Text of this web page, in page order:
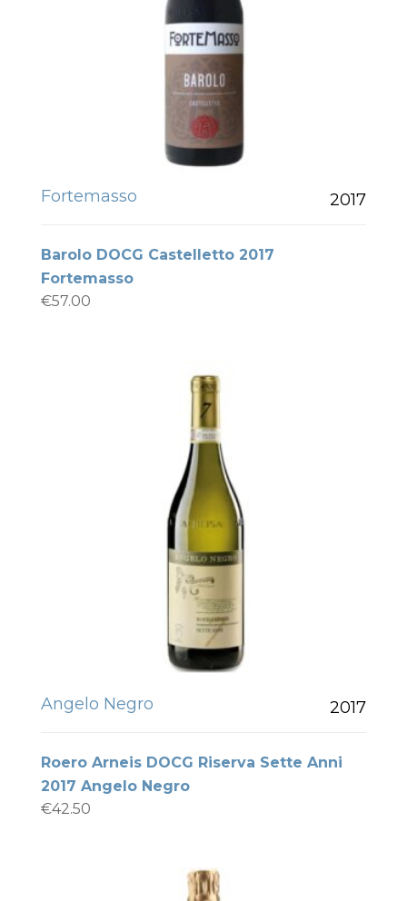
Fortemasso 2017
Barolo DOCG Castelletto 2017
Fortemasso
€57.00
Angelo Negro 2017
Roero Arneis DOCG Riserva Sette Anni
2017 Angelo Negro
€42.50